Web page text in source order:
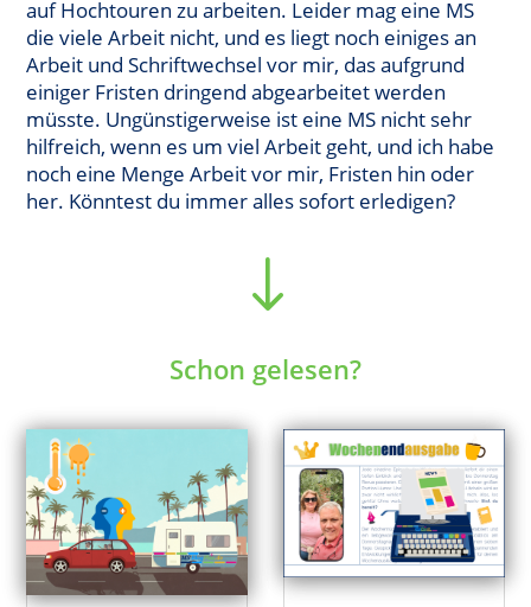
auf Hochtouren zu arbeiten. Leider mag eine MS
die viele Arbeit nicht, und es liegt noch einiges an
Arbeit und Schriftwechsel vor mir, das aufgrund
einiger Fristen dringend abgearbeitet werden
müsste. Ungünstigerweise ist eine MS nicht sehr
hilfreich, wenn es um viel Arbeit geht, und ich habe
noch eine Menge Arbeit vor mir, Fristen hin oder
her. Könntest du immer alles sofort erledigen?
"
Schon gelesen?